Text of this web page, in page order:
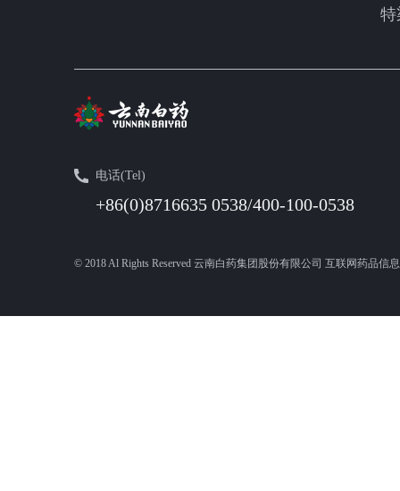
特
电话(Tel)
+86(0)8716635 0538/400-100-0538
© 2018 Al Rights Reserved 云南白药集团股份有限公司 互联网药品信